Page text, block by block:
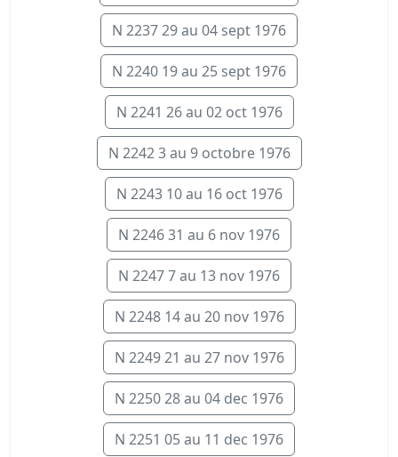
N 2237 29 au 04 sept 1976
N 2240 19 au 25 sept 1976
N 2241 26 au 02 oct 1976
N 2242 3 au 9 octobre 1976
N 2243 10 au 16 oct 1976
N 2246 31 au 6 nov 1976
N 2247 7 au 13 nov 1976
N 2248 14 au 20 nov 1976
N 2249 21 au 27 nov 1976
N 2250 28 au 04 dec 1976
N 2251 05 au 11 dec 1976